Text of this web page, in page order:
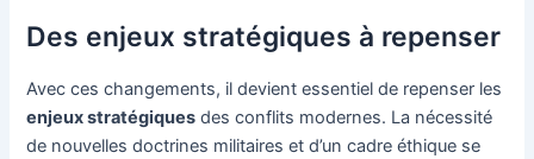
Des enjeux stratégiques à repenser
Avec ces changements, il devient essentiel de repenser les
enjeux stratégiques des conflits modernes. La nécessité
de nouvelles doctrines militaires et d’un cadre éthique se